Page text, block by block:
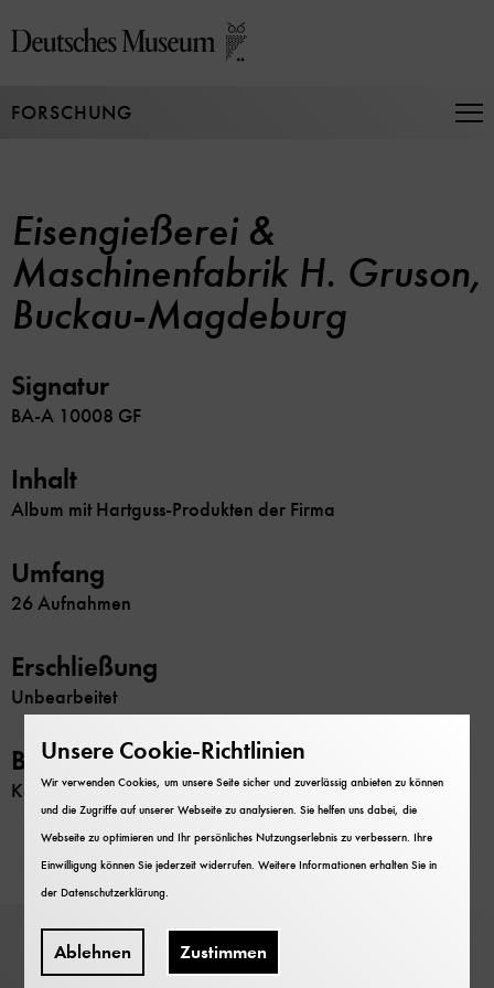
zum
FORSCHUNG
Eisengießerei &
Maschinenfabrik H. Gruson,
Buckau-Magdeburg
Signatur
BA-A 10008 GF
Inhalt
Album mit Hartguss-Produkten der Firma
Umfang
26 Aufnahmen
Erschließung
Unbearbeitet
Beschränkung
Keine
Unsere Cookie-Richtlinien
Wir verwenden Cookies, um unsere Seite sicher und zuverlässig anbieten zu können
und die Zugriffe auf unserer Webseite zu analysieren. Sie helfen uns dabei, die
Webseite zu optimieren und Ihr persönliches Nutzungserlebnis zu verbessern. Ihre
Einwilligung können Sie jederzeit widerrufen. Weitere Informationen erhalten Sie in
derDatenschutzerklärung.
Ablehnen Zustimmen